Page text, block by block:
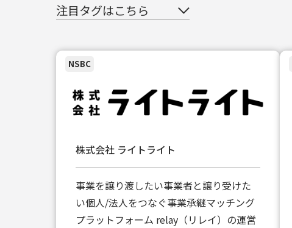
注目タグはこちら
NSBC
株式会社 ライトライト
事業を譲り渡したい事業者と譲り受けた
い個人/法人をつなぐ事業承継マッチング
プラットフォーム relay（リレイ）の運営